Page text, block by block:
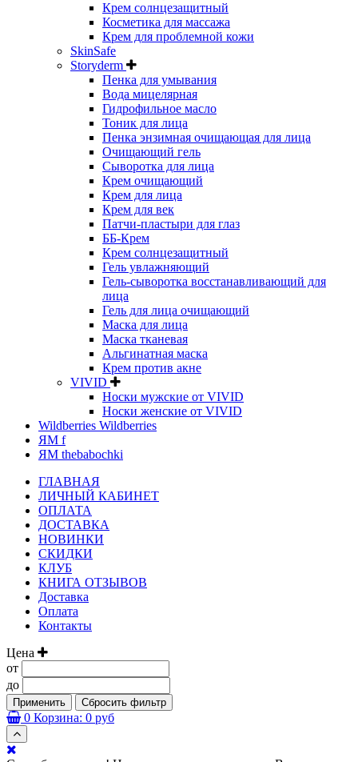
Крем солнцезащитный
Косметика для массажа
Крем для проблемной кожи
SkinSafe
Storyderm
Пенка для умывания
Вода мицелярная
Гидрофильное масло
Тоник для лица
Пенка энзимная очищающая для лица
Очищающий гель
Сыворотка для лица
Крем очищающий
Крем для лица
Крем для век
Патчи-пластыри для глаз
ББ-Крем
Крем солнцезащитный
Гель увлажняющий
Гель-сыворотка восстанавливающий для
лица
Гель для лица очищающий
Маска для лица
Маска тканевая
Альгинатная маска
Крем против акне
VIVID
Носки мужские от VIVID
Носки женские от VIVID
Wildberries Wildberries
ЯМ f
ЯМ thebabochki
ГЛАВНАЯ
ЛИЧНЫЙ КАБИНЕТ
ОПЛАТА
ДОСТАВКА
НОВИНКИ
СКИДКИ
КЛУБ
КНИГА ОТЗЫВОВ
Доставка
Оплата
Контакты
Цена
от
до
Применить Сбросить фильтр
0 Корзина: 0 руб